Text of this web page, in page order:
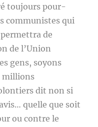
toujours pour-
communistes qui
de
de l’Union
gens, soyons
millions
dit non si
quelle que soit
ou contre le